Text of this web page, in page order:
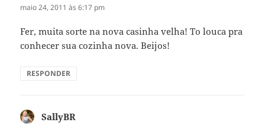
maio 24, 2011 às 6:17 pm
Fer, muita sorte na nova casinha velha! To louca pra
conhecer sua cozinha nova. Beijos!
RESPONDER
SallyBR